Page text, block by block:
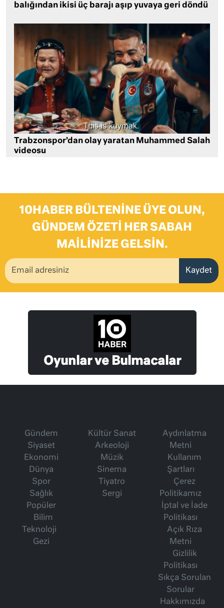
balığından ikisi üç barajı aşıp yuvaya geri döndü
Trabzonspor’dan olay yaratan Muhammed Salah
videosu
10HABER BÜLTENINE ÜYE OLUN,
GÜNDEM ÖZETI HER SABAH
MAILINIZE GELSIN.
Kaydet
Oyunlar ve Bulmacalar
Gündem
Siyaset
Ekonomi
Dünya
Spor
Sağlık
Popüler
Bilim
Teknoloji
Gezi
Kültür Sanat
Arkeoloji
Müzik
Sinema
Tiyatro
Sergi
Aydınlatma
Metni
Kullanım
Şartları
Çerez
Politikamız
İptal ve İade
Politikası
Açık Rıza
Metni
Gizlilik
Politikası
Sıkça Sorulan
Sorular
Hakkımızda